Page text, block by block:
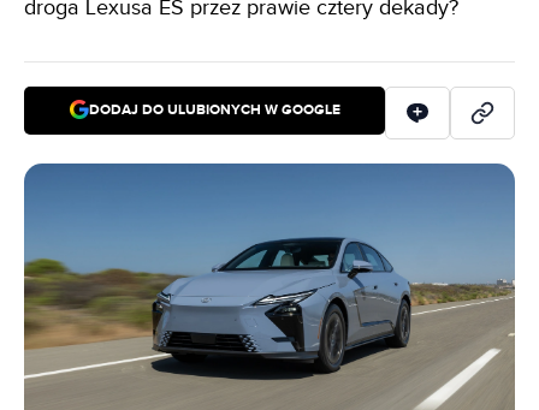
droga Lexusa ES przez prawie cztery dekady?
DODAJ DO ULUBIONYCH W GOOGLE